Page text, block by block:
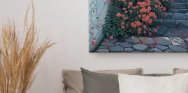
✓ Яскраві, насичені кольори
✓Стійкість до вицвітання
✓Безпечне чорнило без запаху
✓Поверхня з текстурою полотна
✗Екологічний матеріал